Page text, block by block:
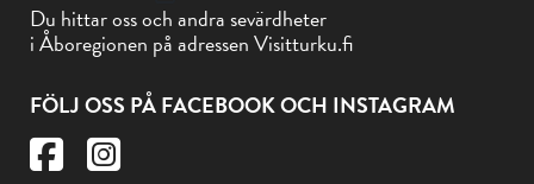
Du hittar oss och andra sevärdheter
i Åboregionen på adressen Visitturku.fi
FÖLJ OSS PÅ FACEBOOK OCH INSTAGRAM